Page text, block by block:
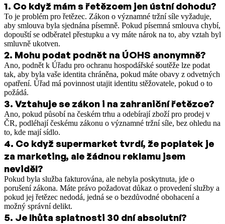
1. Co když mám s řetězcem jen ústní dohodu?
To je problém pro řetězec. Zákon o významné tržní síle vyžaduje,
aby smlouva byla sjednána písemně. Pokud písemná smlouva chybí,
dopouští se odběratel přestupku a vy máte nárok na to, aby vztah byl
smluvně ukotven.
2. Mohu podat podnět na ÚOHS anonymně?
Ano, podnět k Úřadu pro ochranu hospodářské soutěže lze podat
tak, aby byla vaše identita chráněna, pokud máte obavy z odvetných
opatření. Úřad má povinnost utajit identitu stěžovatele, pokud o to
požádá.
3. Vztahuje se zákon i na zahraniční řetězce?
Ano, pokud působí na českém trhu a odebírají zboží pro prodej v
ČR, podléhají českému zákonu o významné tržní síle, bez ohledu na
to, kde mají sídlo.
4. Co když supermarket tvrdí, že poplatek je
za marketing, ale žádnou reklamu jsem
neviděl?
Pokud byla služba fakturována, ale nebyla poskytnuta, jde o
porušení zákona. Máte právo požadovat důkaz o provedení služby a
pokud jej řetězec nedodá, jedná se o bezdůvodné obohacení a
možný správní delikt.
5. Je lhůta splatnosti 30 dní absolutní?